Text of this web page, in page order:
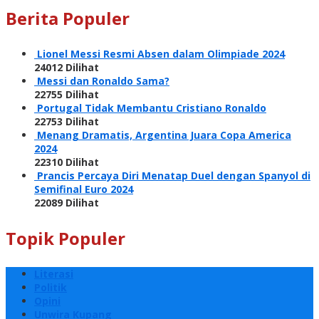
Berita Populer
Lionel Messi Resmi Absen dalam Olimpiade 2024
24012 Dilihat
Messi dan Ronaldo Sama?
22755 Dilihat
Portugal Tidak Membantu Cristiano Ronaldo
22753 Dilihat
Menang Dramatis, Argentina Juara Copa America
2024
22310 Dilihat
Prancis Percaya Diri Menatap Duel dengan Spanyol di
Semifinal Euro 2024
22089 Dilihat
Topik Populer